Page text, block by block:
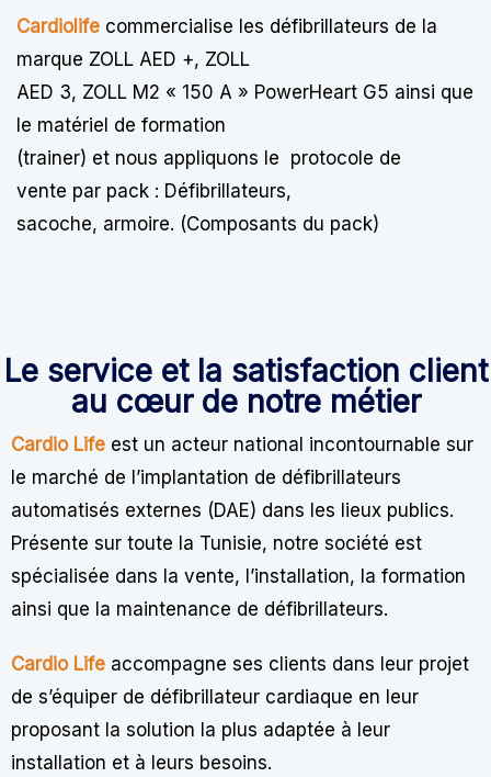
Cardiolife commercialise les défibrillateurs de la
marque ZOLL AED +, ZOLL
AED 3, ZOLL M2 « 150 A » PowerHeart G5 ainsi que
le matériel de formation
(trainer) et nous appliquons le protocole de
vente par pack : Défibrillateurs,
sacoche, armoire. (Composants du pack)
Le service et la satisfaction client
au cœur de notre métier
Cardio Life est un acteur national incontournable sur
le marché de l’implantation de défibrillateurs
automatisés externes (DAE) dans les lieux publics.
Présente sur toute la Tunisie, notre société est
spécialisée dans la vente, l’installation, la formation
ainsi que la maintenance de défibrillateurs.
Cardio Life accompagne ses clients dans leur projet
de s’équiper de défibrillateur cardiaque en leur
proposant la solution la plus adaptée à leur
installation et à leurs besoins.